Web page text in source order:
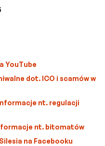
YouTube
dot. ICO i scamów w
nt. regulacji
nt. bitomatów
na Facebooku